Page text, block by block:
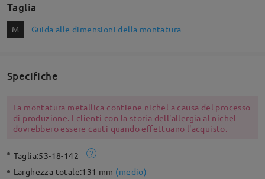
Taglia
M Guida alle dimensioni della montatura
Specifiche
La montatura metallica contiene nichel a causa del processo
di produzione. I clienti con la storia dell'allergia al nichel
dovrebbero essere cauti quando effettuano l'acquisto.
Taglia:53-18-142
Larghezza totale:131 mm (medio)